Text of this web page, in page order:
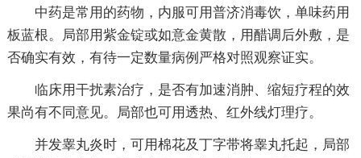
中药是常用的药物，内服可用普济消毒饮，单味药用
板蓝根。局部用紫金锭或如意金黄散，用醋调后外敷，是
否确实有效，有待一定数量病例严格对照观察证实。
临床用干扰素治疗，是否有加速消肿、缩短疗程的效
果尚有不同意见。局部也可用透热、红外线灯理疗。
并发睾丸炎时，可用棉花及丁字带将睾丸托起，局部